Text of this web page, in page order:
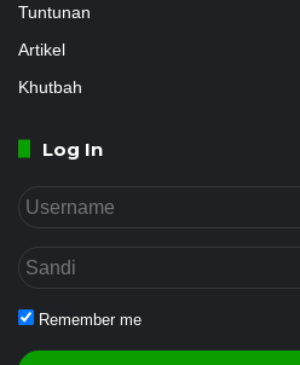
Tuntunan
Artikel
Khutbah
Log In
Remember me